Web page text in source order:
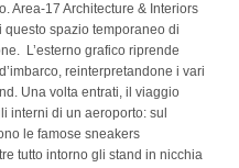
Area-17 Architecture & Interiors
questo spazio temporaneo di
L’esterno grafico riprende
reinterpretandone i vari
Una volta entrati, il viaggio
interni di un aeroporto: sul
le famose sneakers
tutto intorno gli stand in nicchia